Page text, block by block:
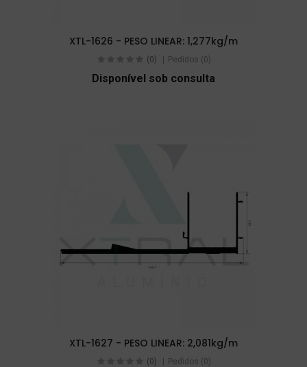
XTL-1626 - PESO LINEAR: 1,277kg/m
(0) Pedidos (0)
Disponível sob consulta
XTL-1627 - PESO LINEAR: 2,081kg/m
(0) Pedidos (0)